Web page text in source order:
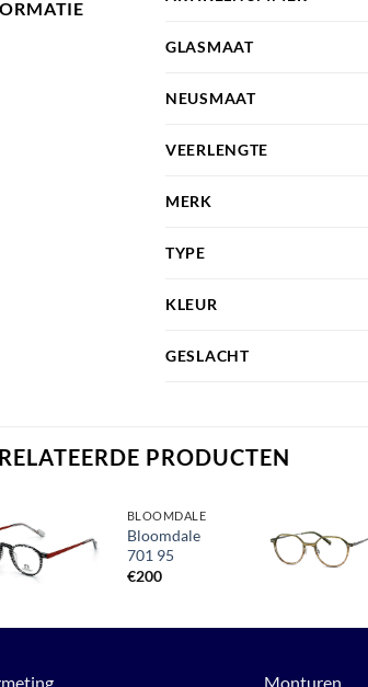
GLASMAAT
NEUSMAAT
VEERLENGTE
MERK
TYPE
KLEUR
GESLACHT
PRODUCTEN
Toevoegen
BLOOMDALE
Bloomdale
701 95
€200
Toevoegen
Monturen